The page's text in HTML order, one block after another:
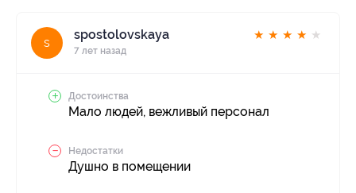
s
spostolovskaya
7 лет назад
★ ★ ★ ★ ★
Достоинства
Мало людей, вежливый персонал
Недостатки
Душно в помещении